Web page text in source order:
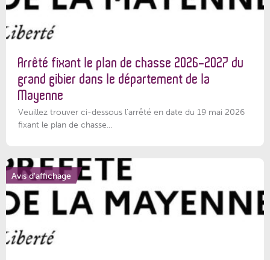
Arrêté fixant le plan de chasse 2026-2027 du
grand gibier dans le département de la
Mayenne
Veuillez trouver ci-dessous l’arrêté en date du 19 mai 2026
fixant le plan de chasse...
Avis d'affichage